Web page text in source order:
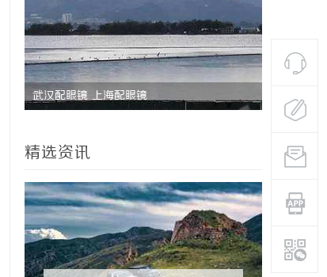
武汉配眼镜 上海配眼镜 步履赴京
学圆满收官
精选资讯